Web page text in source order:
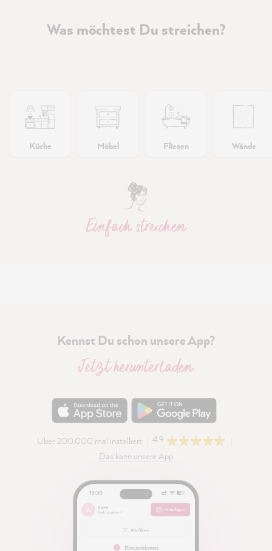
Was möchtest Du streichen?
Einfach streichen
Küche Möbel Fliesen Wände
Kennst Du schon unsere App?
Jetzt herunterladen
Über 200.000 mal installiert
4.9
Das kann unsere App